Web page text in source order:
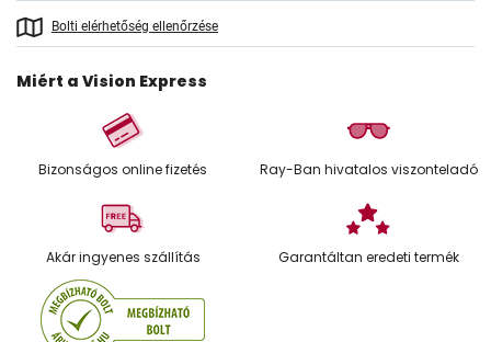
Bolti elérhetőség ellenőrzése
Miért a Vision Express
Bizonságos online fizetés Ray-Ban hivatalos viszonteladó
Akár ingyenes szállítás Garantáltan eredeti termék